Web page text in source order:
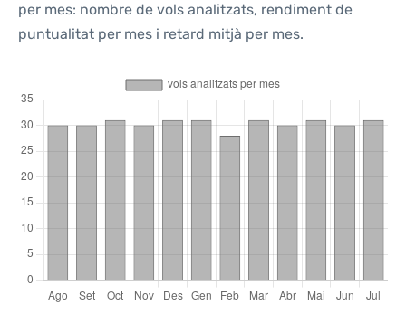
per mes: nombre de vols analitzats, rendiment de
puntualitat per mes i retard mitjà per mes.